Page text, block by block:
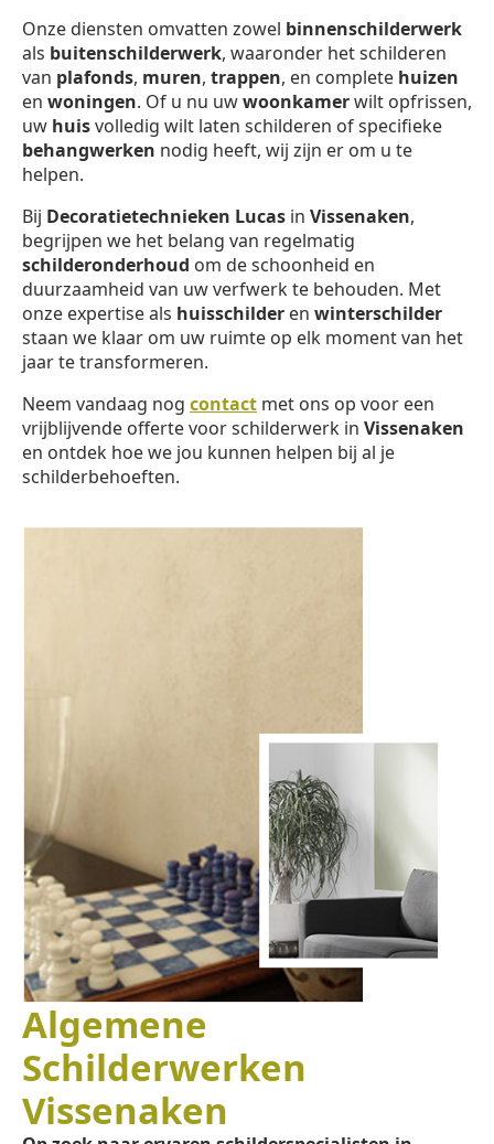
Onze diensten omvatten zowel binnenschilderwerk
als buitenschilderwerk, waaronder het schilderen
van plafonds, muren, trappen, en complete huizen
en woningen. Of u nu uwwoonkamerwilt opfrissen,
uw huisvolledig wilt laten schilderen of specifieke
behangwerken nodig heeft, wij zijn er om u te
helpen.
Bij Decoratietechnieken Lucas in Vissenaken,
begrijpen we het belang van regelmatig
schilderonderhoud om de schoonheid en
duurzaamheid van uw verfwerk te behouden. Met
onze expertise als huisschilder en winterschilder
staan we klaar om uw ruimte op elk moment van het
jaar te transformeren.
Neem vandaag nog contact met ons op voor een
vrijblijvende offerte voor schilderwerk in Vissenaken
en ontdek hoe we jou kunnen helpen bij al je
schilderbehoeften.
Algemene
Schilderwerken
Vissenaken